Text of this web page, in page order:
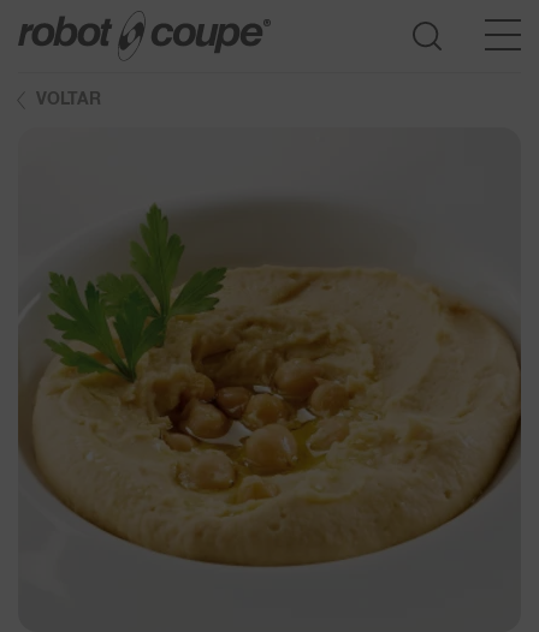
VOLTAR